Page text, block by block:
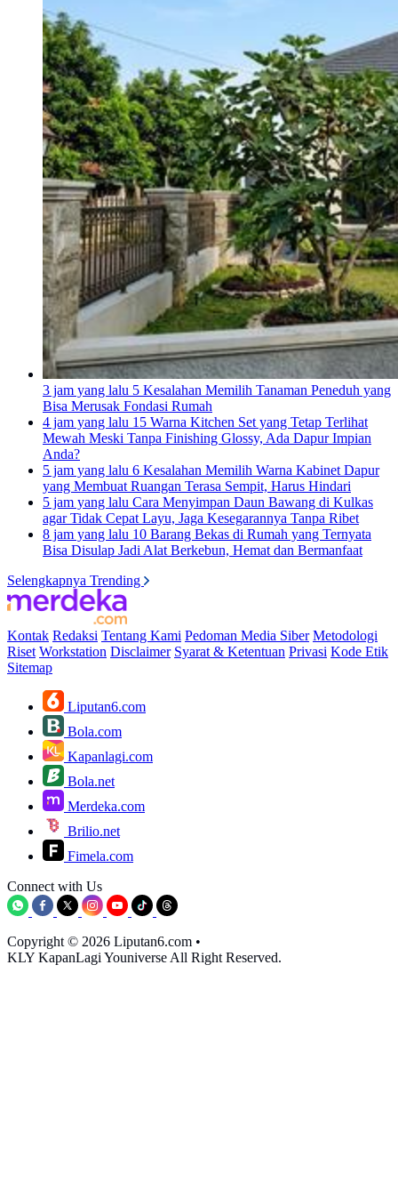
3 jam yang lalu 5 Kesalahan Memilih Tanaman Peneduh yang
Bisa Merusak Fondasi Rumah
4 jam yang lalu 15 Warna Kitchen Set yang Tetap Terlihat
Mewah Meski Tanpa Finishing Glossy, Ada Dapur Impian
Anda?
5 jam yang lalu 6 Kesalahan Memilih Warna Kabinet Dapur
yang Membuat Ruangan Terasa Sempit, Harus Hindari
5 jam yang lalu Cara Menyimpan Daun Bawang di Kulkas
agar Tidak Cepat Layu, Jaga Kesegarannya Tanpa Ribet
8 jam yang lalu 10 Barang Bekas di Rumah yang Ternyata
Bisa Disulap Jadi Alat Berkebun, Hemat dan Bermanfaat
Selengkapnya Trending
Kontak Redaksi Tentang Kami Pedoman Media Siber Metodologi
Riset Workstation Disclaimer Syarat & Ketentuan Privasi Kode Etik
Sitemap
Liputan6.com
Bola.com
Kapanlagi.com
Bola.net
Merdeka.com
Brilio.net
Fimela.com
Connect with Us
Copyright © 2026 Liputan6.com •
KLY KapanLagi Youniverse All Right Reserved.